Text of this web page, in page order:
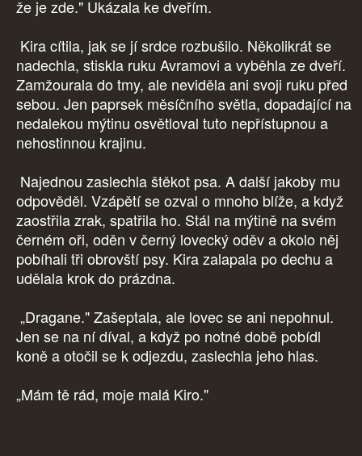
že je zde." Ukázala ke dveřím.
Kira cítila, jak se jí srdce rozbušilo. Několikrát se
nadechla, stiskla ruku Avramovi a vyběhla ze dveří.
Zamžourala do tmy, ale neviděla ani svoji ruku před
sebou. Jen paprsek měsíčního světla, dopadající na
nedalekou mýtinu osvětloval tuto nepřístupnou a
nehostinnou krajinu.
Najednou zaslechla štěkot psa. A další jakoby mu
odpověděl. Vzápětí se ozval o mnoho blíže, a když
zaostřila zrak, spatřila ho. Stál na mýtině na svém
černém oři, oděn v černý lovecký oděv a okolo něj
pobíhali tři obrovští psy. Kira zalapala po dechu a
udělala krok do prázdna.
„Dragane." Zašeptala, ale lovec se ani nepohnul.
Jen se na ní díval, a když po notné době pobídl
koně a otočil se k odjezdu, zaslechla jeho hlas.
„Mám tě rád, moje malá Kiro."